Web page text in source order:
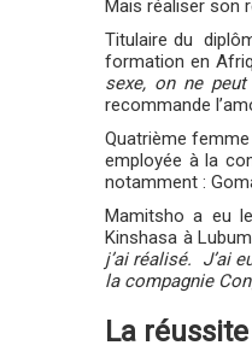
Mais réaliser son
Titulaire du
formation en
sexe, on ne
recommande
Quatrième
employée à la
notamment :
Mamitsho a eu
Kinshasa à
j’ai réalisé. J’ai
la compagnie
La